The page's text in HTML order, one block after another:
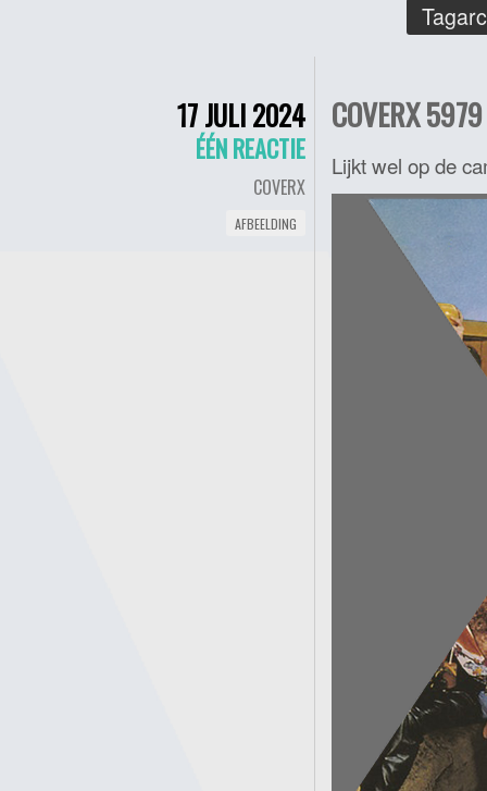
17 JULI 2024
ÉÉN REACTIE
COVERX
AFBEELDING
COVERX
Lijkt wel op de